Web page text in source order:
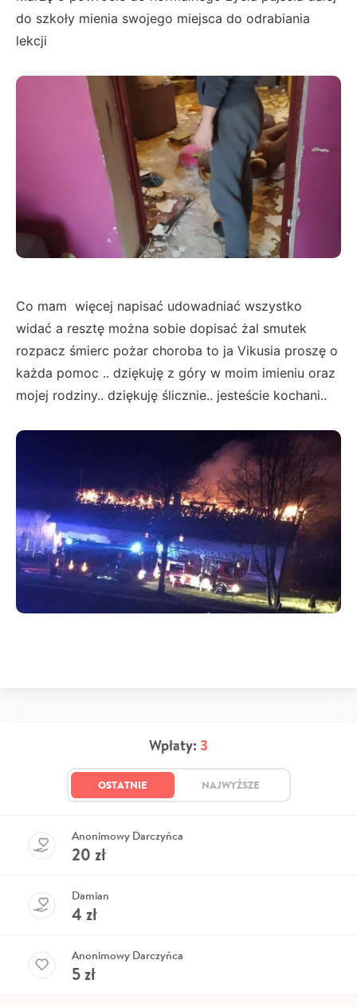
do szkoły mienia swojego miejsca do odrabiania
lekcji
Co mam więcej napisać udowadniać wszystko
widać a resztę można sobie dopisać żal smutek
rozpacz śmierc pożar choroba to ja Vikusia proszę o
każda pomoc .. dziękuję z góry w moim imieniu oraz
mojej rodziny.. dziękuję ślicznie.. jesteście kochani..
Wpłaty: 3
OSTATNIE NAJWYŻSZE
Anonimowy Darczyńca
20 zł
Damian
4 zł
Anonimowy Darczyńca
5zł